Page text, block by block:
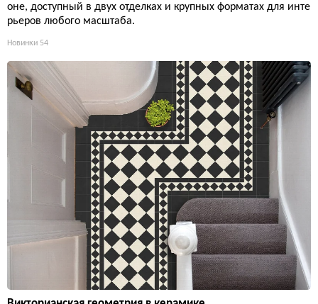
оне, доступный в двух отделках и крупных форматах для инте
рьеров любого масштаба.
Новинки 54